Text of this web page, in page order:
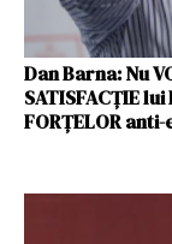
Dan Barna: Nu
SATISFACȚIE
FORȚELOR